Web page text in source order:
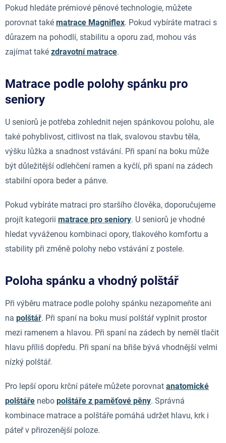
Pokud hledáte prémiové pěnové technologie, můžete
porovnat také matrace Magniflex. Pokud vybíráte matraci s
důrazem na pohodlí, stabilitu a oporu zad, mohou vás
zajímat také zdravotní matrace.
Matrace podle polohy spánku pro
seniory
U seniorů je potřeba zohlednit nejen spánkovou polohu, ale
také pohyblivost, citlivost na tlak, svalovou stavbu těla,
výšku lůžka a snadnost vstávání. Při spaní na boku může
být důležitější odlehčení ramen a kyčlí, při spaní na zádech
stabilní opora beder a pánve.
Pokud vybíráte matraci pro staršího člověka, doporučujeme
projít kategorii matrace pro seniory. U seniorů je vhodné
hledat vyváženou kombinaci opory, tlakového komfortu a
stability při změně polohy nebo vstávání z postele.
Poloha spánku a vhodný polštář
Při výběru matrace podle polohy spánku nezapomeňte ani
na polštář. Při spaní na boku musí polštář vyplnit prostor
mezi ramenem a hlavou. Při spaní na zádech by neměl tlačit
hlavu příliš dopředu. Při spaní na břiše bývá vhodnější velmi
nízký polštář.
Pro lepší oporu krční páteře můžete porovnat anatomické
polštáře nebo polštáře z paměťové pěny. Správná
kombinace matrace a polštáře pomáhá udržet hlavu, krk i
páteř v přirozenější poloze.